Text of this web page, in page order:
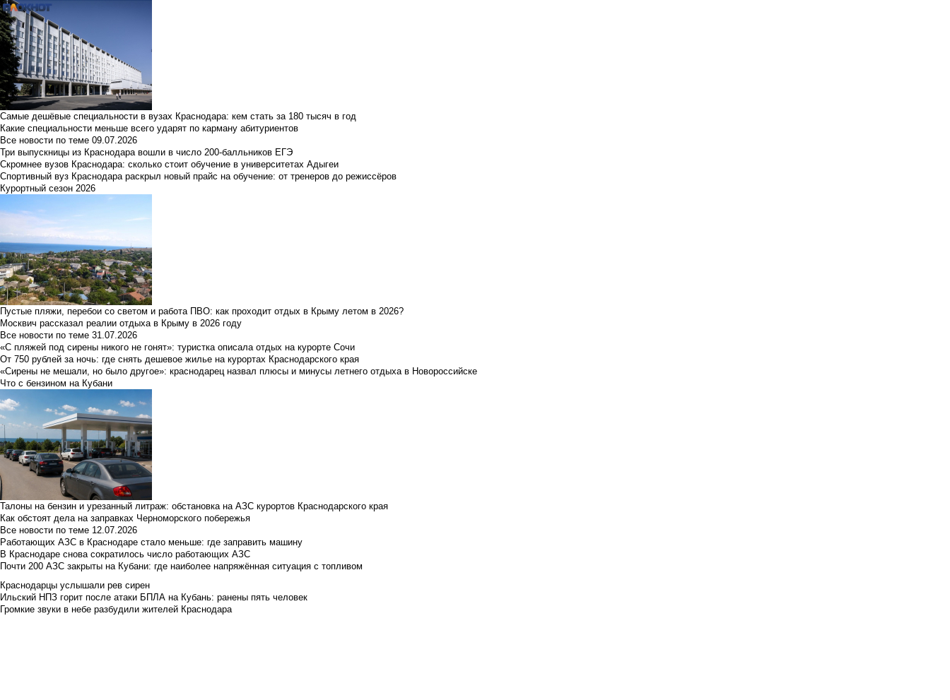
Самые дешёвые специальности в вузах Краснодара: кем стать за 180 тысяч в год
Какие специальности меньше всего ударят по карману абитуриентов
Все новости по теме 09.07.2026
Три выпускницы из Краснодара вошли в число 200-балльников ЕГЭ
Скромнее вузов Краснодара: сколько стоит обучение в университетах Адыгеи
Спортивный вуз Краснодара раскрыл новый прайс на обучение: от тренеров до режиссёров
Курортный сезон 2026
Пустые пляжи, перебои со светом и работа ПВО: как проходит отдых в Крыму летом в 2026?
Москвич рассказал реалии отдыха в Крыму в 2026 году
Все новости по теме 31.07.2026
«С пляжей под сирены никого не гонят»: туристка описала отдых на курорте Сочи
От 750 рублей за ночь: где снять дешевое жилье на курортах Краснодарского края
«Сирены не мешали, но было другое»: краснодарец назвал плюсы и минусы летнего отдыха в Новороссийске
Что с бензином на Кубани
Талоны на бензин и урезанный литраж: обстановка на АЗС курортов Краснодарского края
Как обстоят дела на заправках Черноморского побережья
Все новости по теме 12.07.2026
Работающих АЗС в Краснодаре стало меньше: где заправить машину
В Краснодаре снова сократилось число работающих АЗС
Почти 200 АЗС закрыты на Кубани: где наиболее напряжённая ситуация с топливом
Краснодарцы услышали рев сирен
Ильский НПЗ горит после атаки БПЛА на Кубань: ранены пять человек
Громкие звуки в небе разбудили жителей Краснодара